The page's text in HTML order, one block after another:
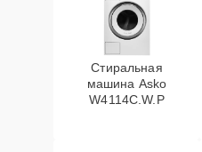
Стиральная
машина Asko
W4114C.W.P